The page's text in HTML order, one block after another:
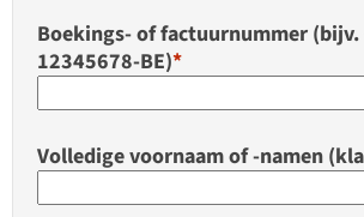
Boekings- of factuurnummer (bijv.
12345678-BE)*
Volledige voornaam of -namen